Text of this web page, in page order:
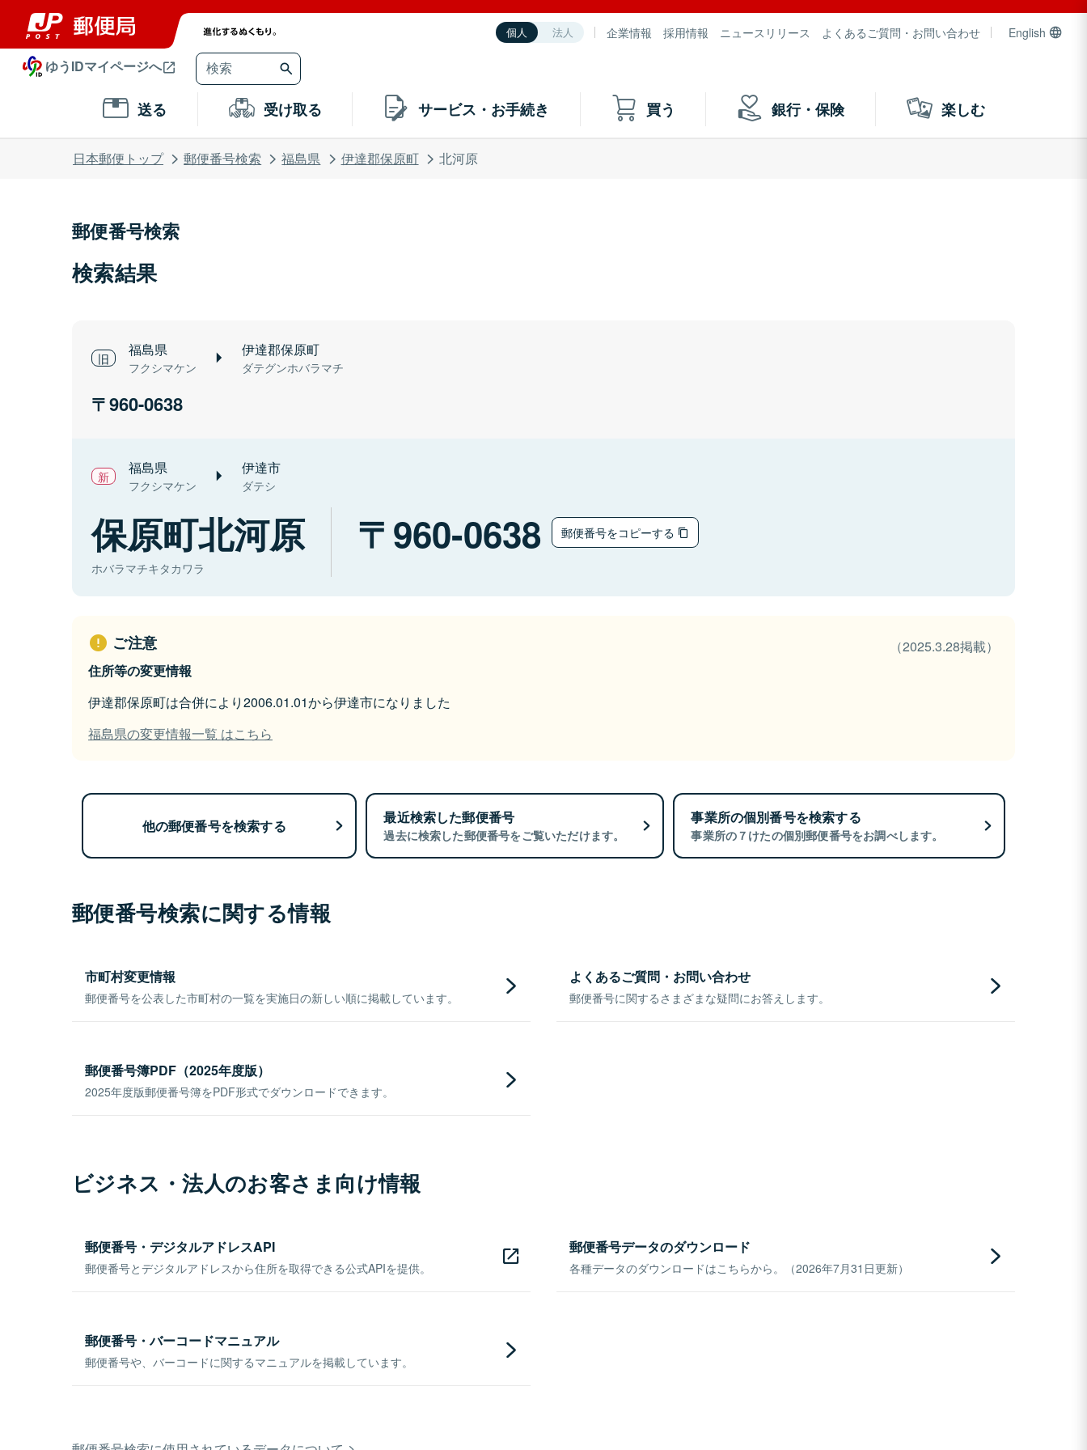
個人 法人 企業情報 採用情報 ニュースリリース よくあるご質問・お問い合わせ English
ゆうIDマイページへ
送る 受け取る サービス・お手続き 買う 銀行・保険 楽しむ
日本郵便トップ 郵便番号検索 福島県 伊達郡保原町 北河原
郵便番号検索
検索結果
福島県
フクシマケン
伊達郡保原町
ダテグンホバラマチ
960-0638
福島県
フクシマケン
伊達市
ダテシ
保原町北河原
ホバラマチキタカワラ
960-0638 郵便番号をコピーする
ご注意
（2025.3.28掲載）
住所等の変更情報
伊達郡保原町は合併により2006.01.01から伊達市になりました
福島県の変更情報一覧 はこちら
他の郵便番号を検索する 最近検索した郵便番号
過去に検索した郵便番号をご覧いただけます。
事業所の個別番号を検索する
事業所の７けたの個別郵便番号をお調べします。
郵便番号検索に関する情報
市町村変更情報
郵便番号を公表した市町村の一覧を実施日の新しい順に掲載しています。
よくあるご質問・お問い合わせ
郵便番号に関するさまざまな疑問にお答えします。
郵便番号簿PDF（2025年度版）
2025年度版郵便番号簿をPDF形式でダウンロードできます。
ビジネス・法人のお客さま向け情報
郵便番号・デジタルアドレスAPI
郵便番号とデジタルアドレスから住所を取得できる公式APIを提供。
郵便番号データのダウンロード
各種データのダウンロードはこちらから。（2026年7月31日更新）
郵便番号・バーコードマニュアル
郵便番号や、バーコードに関するマニュアルを掲載しています。